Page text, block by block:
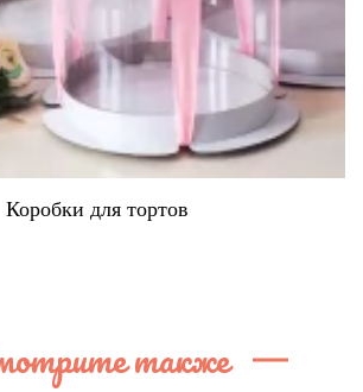
Коробки для тортов
также